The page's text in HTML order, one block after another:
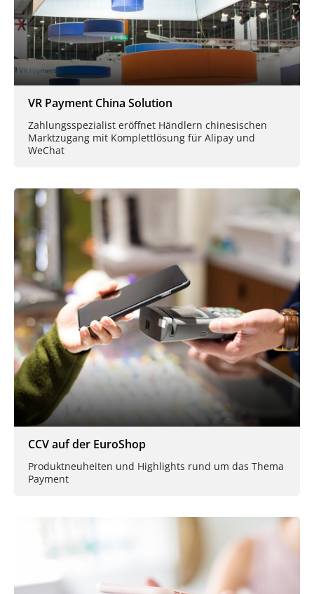
VR Payment China Solution
Zahlungsspezialist eröffnet Händlern chinesischen
Marktzugang mit Komplettlösung für Alipay und
WeChat
CCV auf der EuroShop
Produktneuheiten und Highlights rund um das Thema
Payment